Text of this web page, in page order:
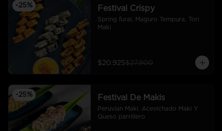
-25% Festival Crispy
Spring furai, Maguro Tempura, Tori
Maki
$20.925$27.900
-25% Festival De Makis
Peruvian Maki. Acevichado Maki Y
Queso parrillero